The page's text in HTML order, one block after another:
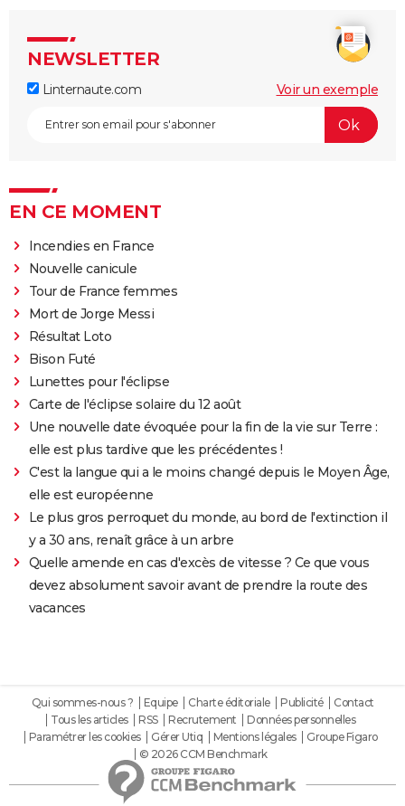
NEWSLETTER
Linternaute.com Voir un exemple
EN CE MOMENT
Incendies en France
Nouvelle canicule
Tour de France femmes
Mort de Jorge Messi
Résultat Loto
Bison Futé
Lunettes pour l'éclipse
Carte de l'éclipse solaire du 12 août
Une nouvelle date évoquée pour la fin de la vie sur Terre :
elle est plus tardive que les précédentes !
C'est la langue qui a le moins changé depuis le Moyen Âge,
elle est européenne
Le plus gros perroquet du monde, au bord de l'extinction il
y a 30 ans, renaît grâce à un arbre
Quelle amende en cas d'excès de vitesse ? Ce que vous
devez absolument savoir avant de prendre la route des
vacances
Qui sommes-nous ? Equipe Charte éditoriale Publicité
Contact
Tous les articles
RSS Recrutement
Données personnelles
Paramétrer les cookies
Gérer Utiq Mentions légales
Groupe Figaro
© 2026 CCM Benchmark